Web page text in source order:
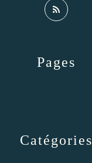
Catégories
Pages